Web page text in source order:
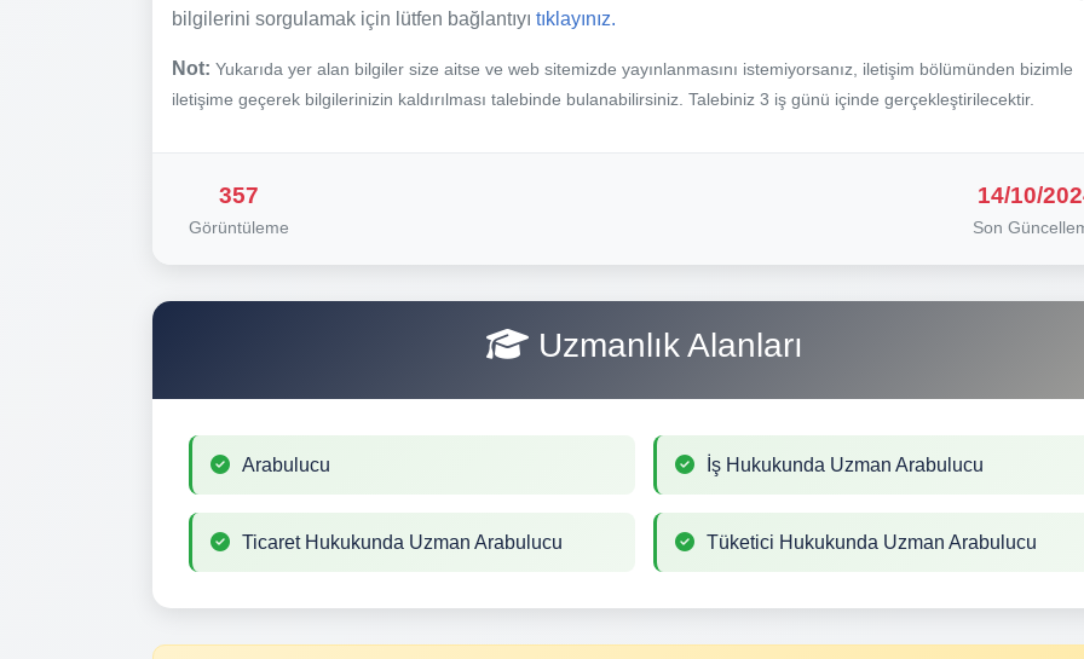
bilgilerini sorgulamak için lütfen bağlantıyı tıklayınız.
Not: Yukarıda yer alan bilgiler size aitse ve web sitemizde yayınlanmasını istemiyorsanız, iletişim bölümünden bizimle
iletişime geçerek bilgilerinizin kaldırılması talebinde bulanabilirsiniz. Talebiniz 3 iş günü içinde gerçekleştirilecektir.
357
Görüntüleme
14/10/
Son
Uzmanlık Alanları
Arabulucu İş Hukukunda Uzman Arabulucu
Ticaret Hukukunda Uzman Arabulucu Tüketici Hukukunda Uzman Arabulucu